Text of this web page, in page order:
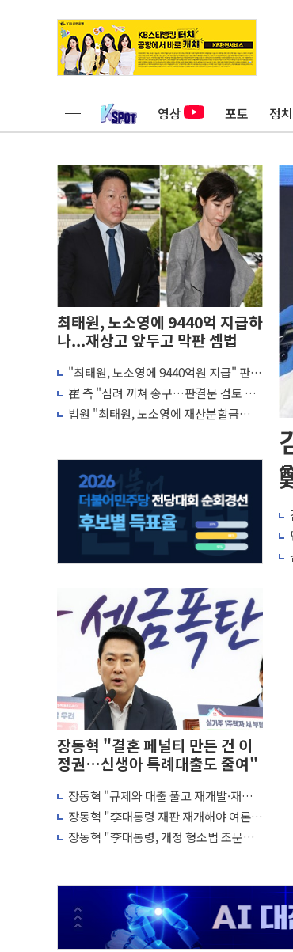
영상 포토 정치
최태원, 노소영에 9440억 지급하
나...재상고 앞두고 막판 셈법
"최태원, 노소영에 9440억원 지급" 판
결…재상고시 다시 대법으로
崔 측 "심려 끼쳐 송구…판결문 검토 후
재상고 여부 결정"·노소영 측 묵묵부답
법원 "최태원, 노소영에 재산분할금
장동혁 "결혼 페널티 만든 건 이
정권…신생아 특례대출도 줄여"
장동혁 "규제와 대출 풀고 재개발·재건
축 촉진하는 것이 부동산 정상화"
장동혁 "李대통령 재판 재개해야 여론조
사 51.9%…그것이 국민의 뜻"
장동혁 "李대통령, 개정 형소법 조문도
평택 진위면 공장서 질식사
포항 블루밸리 국가산단에 '
상주 낙동강 선착장 하류서
민주당 경북도당위원장에 오
인천서 말다툼 중 어머니 살
김민석, 강원·대구·경북 경